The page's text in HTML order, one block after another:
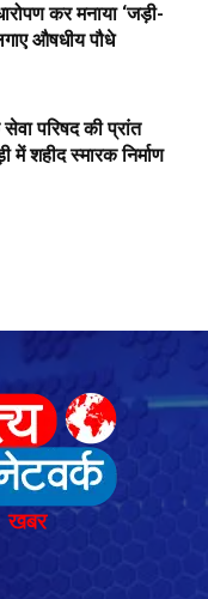
कर मनाया ‘जड़ी-
औषधीय पौधे
परिषद की प्रांत
शहीद स्मारक निर्माण